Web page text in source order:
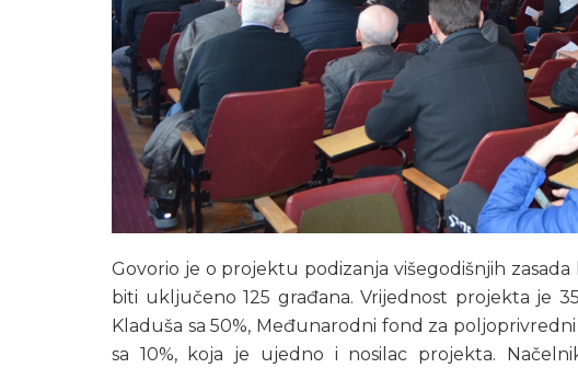
Govorio je o projektu podizanja višegodišnjih
biti uključeno 125 građana. Vrijednost projekta je
Kladuša sa 50%, Međunarodni fond za
sa 10%, koja je ujedno i nosilac projekta.